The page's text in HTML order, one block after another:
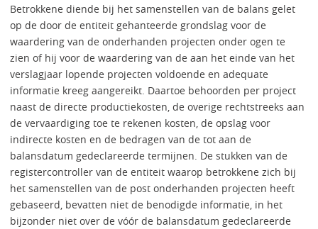
PUBLICATIES
UITSPRAKEN
ZITTINGSAGENDA
CONTACT
Betrokkene diende bij het samenstellen van de balans gelet
op de door de entiteit gehanteerde grondslag voor de
waardering van de onderhanden projecten onder ogen te
zien of hij voor de waardering van de aan het einde van het
verslagjaar lopende projecten voldoende en adequate
informatie kreeg aangereikt. Daartoe behoorden per project
naast de directe productiekosten, de overige rechtstreeks aan
de vervaardiging toe te rekenen kosten, de opslag voor
indirecte kosten en de bedragen van de tot aan de
balansdatum gedeclareerde termijnen. De stukken van de
registercontroller van de entiteit waarop betrokkene zich bij
het samenstellen van de post onderhanden projecten heeft
gebaseerd, bevatten niet de benodigde informatie, in het
bijzonder niet over de vóór de balansdatum gedeclareerde